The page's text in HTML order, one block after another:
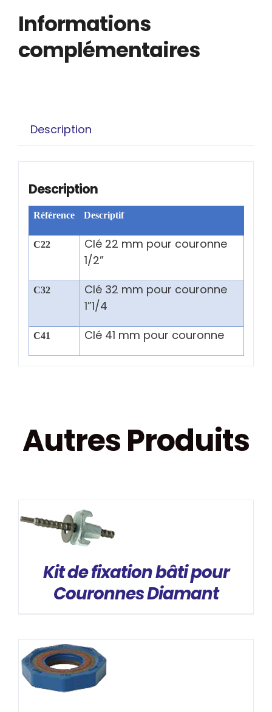
Informations
complémentaires
Description
Description
Référence Descriptif
C22
Clé 22 mm pour couronne
1/2”
C32
Clé 32 mm pour couronne
1”1/4
C41 Clé 41 mm pour couronne
Autres Produits
DÉTAILS
Kit de fixation bâti pour
Couronnes Diamant
DÉTAILS